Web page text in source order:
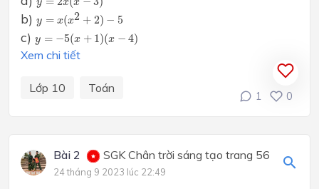
y x x
b) y = x(x2 + 2) − 5
y 2+ 5
c) y = −5(x + 1)(x − 4)
y (x+ ) x −4
Xem chi tiết
Lớp 10 Toán
1 0
Bài 2 SGK Chân trời sáng tạo trang 56
24 tháng 9 2023 lúc 22:49